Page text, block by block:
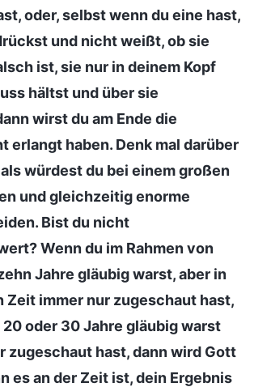
oder, selbst wenn du eine hast,
und nicht weißt, ob sie
ist, sie nur in deinem Kopf
hältst und über sie
wirst du am Ende die
erlangt haben. Denk mal darüber
würdest du bei einem großen
und gleichzeitig enorme
Bist du nicht
Wenn du im Rahmen von
Jahre gläubig warst, aber in
Zeit immer nur zugeschaut hast,
oder 30 Jahre gläubig warst
zugeschaut hast, dann wird Gott
es an der Zeit ist, dein Ergebnis